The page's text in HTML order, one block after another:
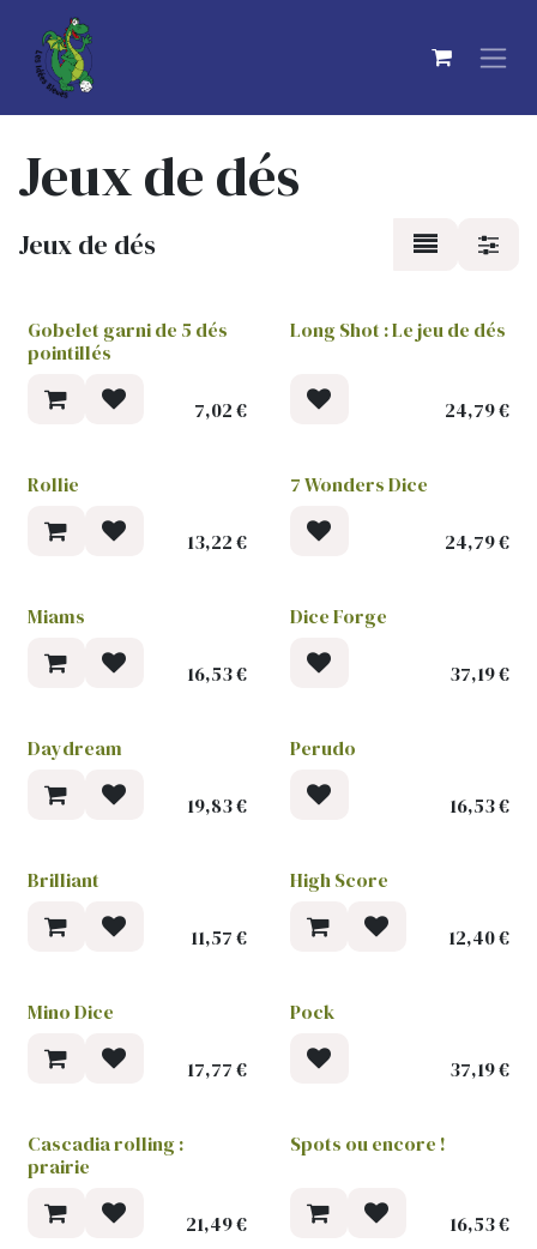
Se rendre au contenu
Jeux de dés
Jeux de dés
Gobelet garni de 5 dés
pointillés
7,02€
Long Shot : Le jeu de dés
24,79€
Rollie
13,22€
7 Wonders Dice
24,79€
Miams
16,53€
Dice Forge
37,19€
Daydream
19,83€
Perudo
16,53€
Brilliant
11,57€
High Score
12,40€
Mino Dice
17,77€
Pock
37,19€
Cascadia rolling :
prairie
21,49€
Spots ou encore !
16,53€